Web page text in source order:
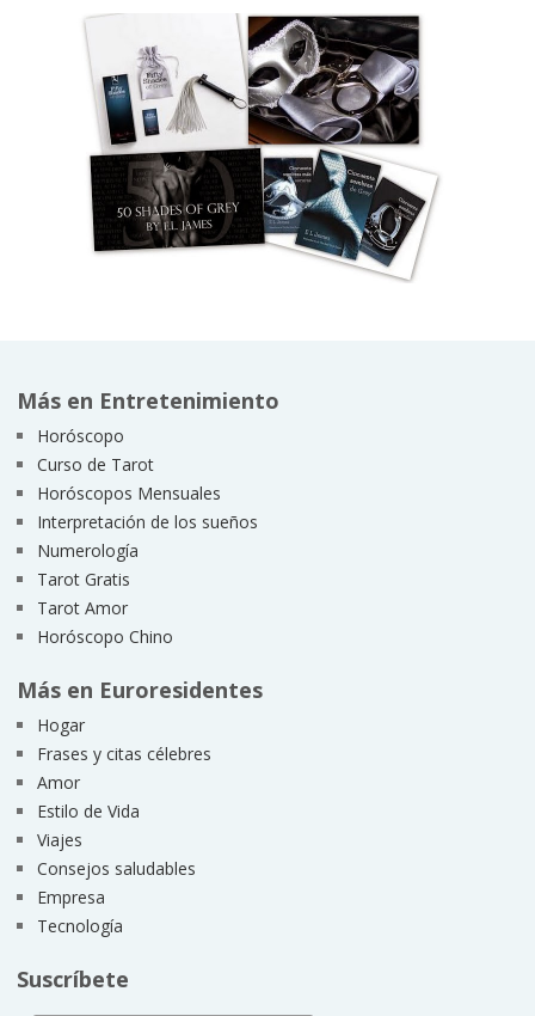
Más en Entretenimiento
Horóscopo
Curso de Tarot
Horóscopos Mensuales
Interpretación de los sueños
Numerología
Tarot Gratis
Tarot Amor
Horóscopo Chino
Más en Euroresidentes
Hogar
Frases y citas célebres
Amor
Estilo de Vida
Viajes
Consejos saludables
Empresa
Tecnología
Suscríbete